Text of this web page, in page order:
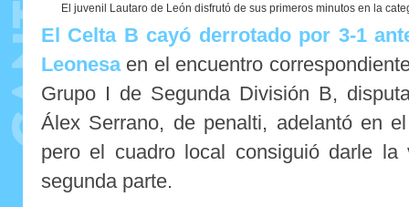
El juvenil Lautaro de León disfrutó de sus primeros minutos en la
El Celta B cayó derrotado por 3-1
Leonesa en el encuentro
Grupo I de Segunda División B,
Álex Serrano, de penalti, adelantó en
pero el cuadro local consiguió darle
segunda parte.